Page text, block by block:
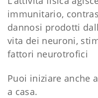
immunitario,
dannosi prodotti
vita dei neuroni,
fattori neurotrofici
Puoi iniziare anche
a casa.